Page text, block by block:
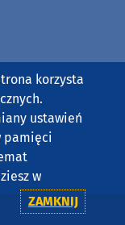
korzysta
ustawień
pamięci
w
ZAMKNIJ